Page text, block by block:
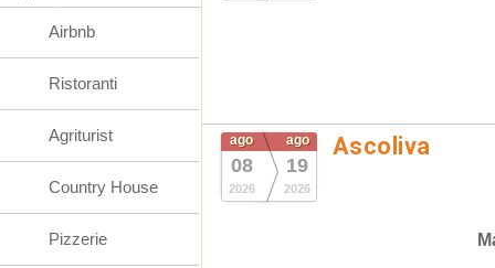
ago
08
2026
ago
19
2026
Ascoliva
Airbnb
Ristoranti
Agriturist
Country House
Pizzerie